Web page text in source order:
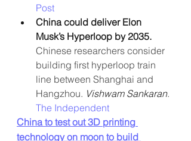
Post
China could deliver Elon
Musk’s Hyperloop by 2035.
Chinese researchers consider
building first hyperloop train
line between Shanghai and
Hangzhou. Vishwam Sankaran.
The Independent
China to test out 3D printing
technology on moon to build